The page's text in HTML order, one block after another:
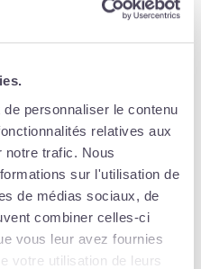
personnaliser le contenu
relatives aux
notre trafic. Nous
sur l'utilisation de
de médias sociaux, de
combiner celles-ci
vous leur avez fournies
votre utilisation de leurs
points à
parcours professionnel.
parcours professionnel.
à l’évaluation du
entretien de parcours
cependant, décider de
consécutive, mais en
dans ce cas de bien
et d’établir 2